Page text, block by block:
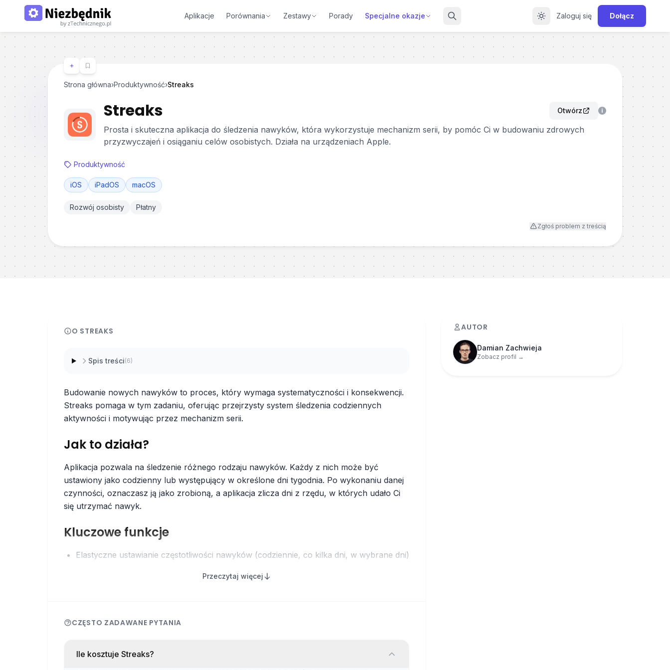
Aplikacje Porównania Zestawy Porady Specjalne okazje Zaloguj się Dołącz
Strona główna›Produktywność›Streaks
Streaks Otwórz i
Prosta i skuteczna aplikacja do śledzenia nawyków, która wykorzystuje mechanizm serii, by pomóc Ci w budowaniu zdrowych
przyzwyczajeń i osiąganiu celów osobistych. Działa na urządzeniach Apple.
Produktywność
iOS iPadOS macOS
Rozwój osobisty Płatny
Zgłoś problem z treścią
AUTOR
Damian Zachwieja
Zobacz profil →
O STREAKS
Spis treści(6)
Budowanie nowych nawyków to proces, który wymaga systematyczności i konsekwencji.
Streaks pomaga w tym zadaniu, oferując przejrzysty system śledzenia codziennych
aktywności i motywując przez mechanizm serii.
Jak to działa?
Aplikacja pozwala na śledzenie różnego rodzaju nawyków. Każdy z nich może być
ustawiony jako codzienny lub występujący w określone dni tygodnia. Po wykonaniu danej
czynności, oznaczasz ją jako zrobioną, a aplikacja zlicza dni z rzędu, w których udało Ci
się utrzymać nawyk.
Kluczowe funkcje
Elastyczne ustawianie częstotliwości nawyków (codziennie, co kilka dni, w wybrane dni)
Automatyczne śledzenie niektórych aktywności przez integrację z Apple Health
Szczegółowe statystyki i wykresy postępów
nawyków (np. rzucanie palenia)
Przeczytaj więcej
CZĘSTO ZADAWANE PYTANIA
Ile kosztuje Streaks?